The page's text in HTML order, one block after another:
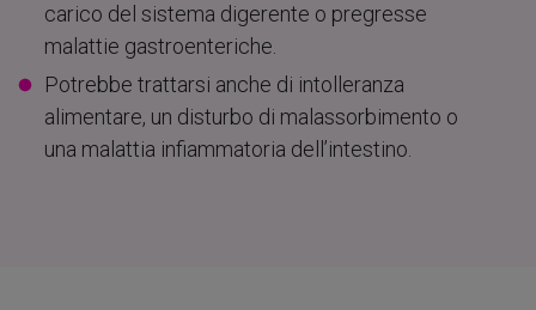
carico del sistema digerente o pregresse
malattie gastroenteriche.
Potrebbe trattarsi anche di intolleranza
alimentare, un disturbo di malassorbimento o
una malattia infiammatoria dell’intestino.